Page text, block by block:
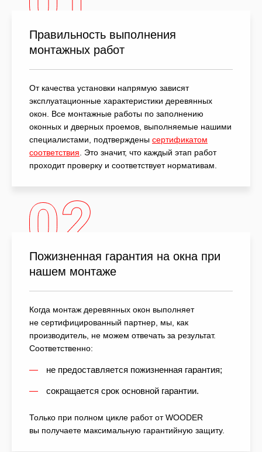
Правильность выполнения
монтажных работ
От качества установки напрямую зависят
эксплуатационные характеристики деревянных
окон. Все монтажные работы по заполнению
оконных и дверных проемов, выполняемые нашими
специалистами, подтверждены сертификатом
соответствия . Это значит, что каждый этап работ
проходит проверку и соответствует нормативам.
Пожизненная гарантия на окна при
нашем монтаже
Когда монтаж деревянных окон выполняет
не сертифицированный партнер, мы, как
производитель, не можем отвечать за результат.
Соответственно:
не предоставляется пожизненная гарантия;
сокращается срок основной гарантии.
Только при полном цикле работ от WOODER
вы получаете максимальную гарантийную защиту.